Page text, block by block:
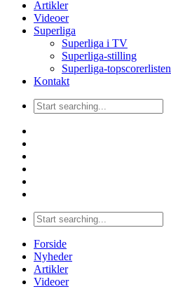
Artikler
Videoer
Superliga
Superliga i TV
Superliga-stilling
Superliga-topscorerlisten
Kontakt
Forside
Nyheder
Artikler
Videoer